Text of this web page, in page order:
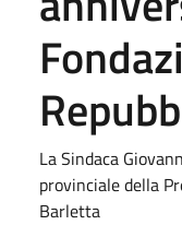
La Sindaca
provinciale della
Barletta